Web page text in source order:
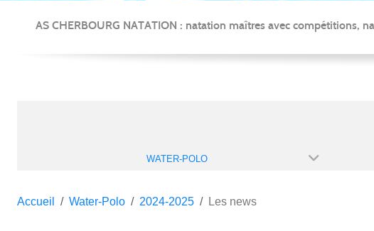
AS CHERBOURG NATATION : natation maîtres avec compétitions,
WATER-POLO
Accueil Water-Polo 2024-2025 Les news